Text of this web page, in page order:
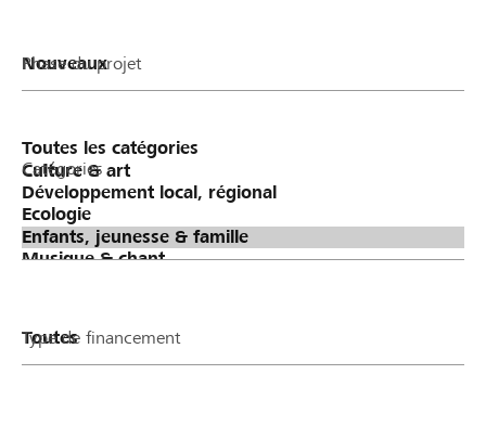
Phase du projet
Catégories
Type de financement